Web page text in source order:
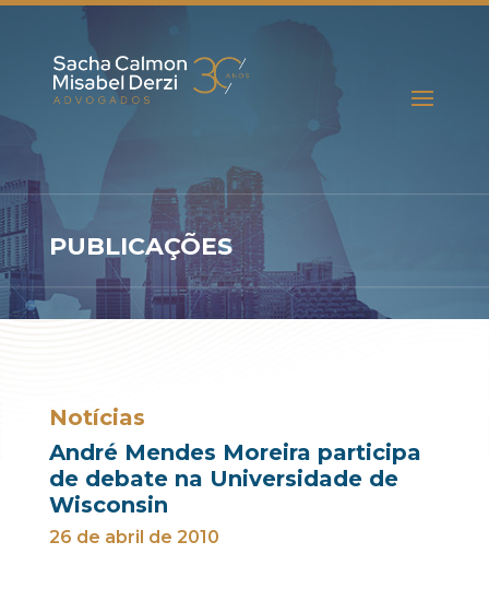
PUBLICAÇÕES
Notícias
André Mendes Moreira participa
de debate na Universidade de
Wisconsin
26 de abril de 2010